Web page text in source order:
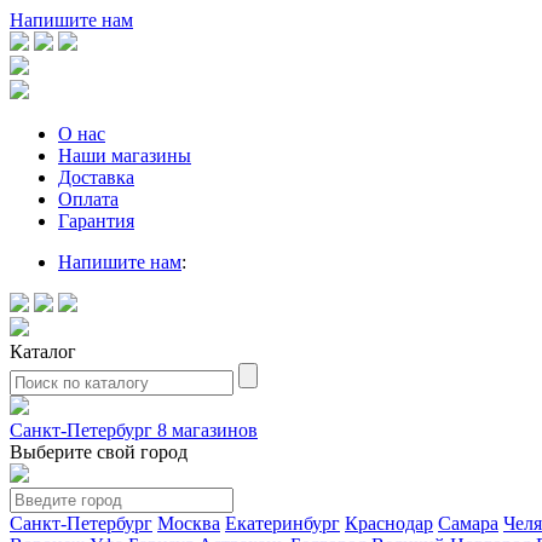
Напишите нам
О нас
Наши магазины
Доставка
Оплата
Гарантия
Напишите нам:
Каталог
Санкт-Петербург 8 магазинов
Выберите свой город
Санкт-Петербург Москва Екатеринбург Краснодар Самара